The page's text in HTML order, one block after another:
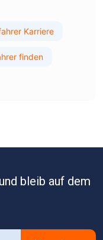
Karriere
finden
bleib auf dem